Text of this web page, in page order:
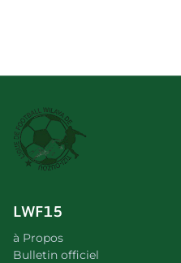
LWF15
à Propos
Bulletin officiel